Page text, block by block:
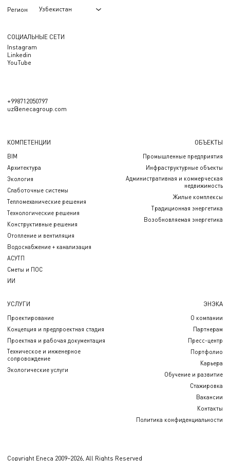
Регион Узбекистан
СОЦИАЛЬНЫЕ СЕТИ
Instagram
Linkedin
YouTube
+998712050797
uz@enecagroup.com
КОМПЕТЕНЦИИ
BIM
Архитектура
Экология
Слаботочные системы
Тепломеханические решения
Технологические решения
Конструктивные решения
Отопление и вентиляция
Водоснабжение + канализация
АСУТП
Сметы и ПОС
ИИ
ОБЪЕКТЫ
Промышленные предприятия
Инфраструктурные объекты
Административная и коммерческая
недвижимость
Жилые комплексы
Традиционная энергетика
Возобновляемая энергетика
УСЛУГИ
Проектирование
Концепция и предпроектная стадия
Проектная и рабочая документация
Техническое и инженерное
сопровождение
Экологические услуги
ЭНЭКА
О компании
Партнерам
Пресс-центр
Портфолио
Карьера
Обучение и развитие
Стажировка
Вакансии
Контакты
Политика конфиденциальности
Copyright Eneca 2009–2026, All Rights Reserved